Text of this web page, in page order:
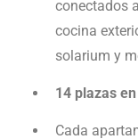
conectados
cocina
solarium y
14 plazas
Cada